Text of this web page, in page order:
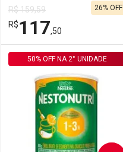
Comprar sem Desconto
Por R$ 114,34/cada
Comprar sem Desconto
Por R$ 114,34/cada
R$ 159,59
R$117,50
26% OFF
Laboratório
Por Menos
50% OFF NA 2° UNIDADE